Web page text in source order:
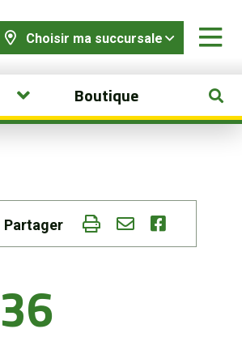
Choisir ma succursale
Boutique
Partager